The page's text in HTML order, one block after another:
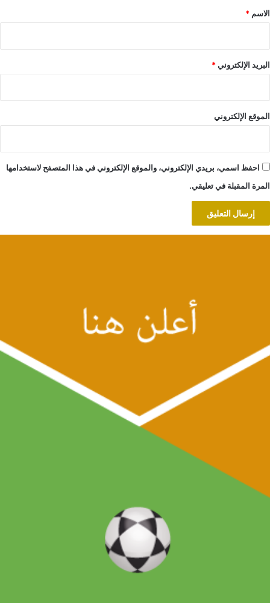
*
الاسم *
البريد الإلكتروني*
الموقع الإلكتروني
احفظ اسمي، بريدي الإلكتروني، والموقع الإلكتروني في هذا المتصفح لاستخدامها
المرة المقبلة في تعليقي.